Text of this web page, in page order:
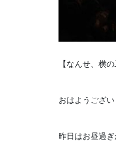
【なんせ、横
おはようござい
昨日はお昼過ぎ